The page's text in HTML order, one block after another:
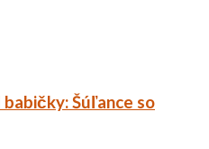
babičky: Šúľance so